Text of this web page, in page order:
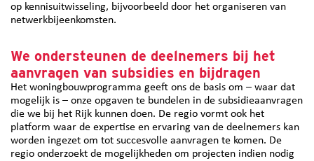
op kennisuitwisseling, bijvoorbeeld door het organiseren van
netwerkbijeenkomsten.
We ondersteunen de deelnemers bij het
aanvragen van subsidies en bijdragen
Het woningbouwprogramma geeft ons de basis om – waar dat
mogelijk is – onze opgaven te bundelen in de subsidieaanvragen
die we bij het Rijk kunnen doen. De regio vormt ook het
platform waar de expertise en ervaring van de deelnemers kan
worden ingezet om tot succesvolle aanvragen te komen. De
regio onderzoekt de mogelijkheden om projecten indien nodig